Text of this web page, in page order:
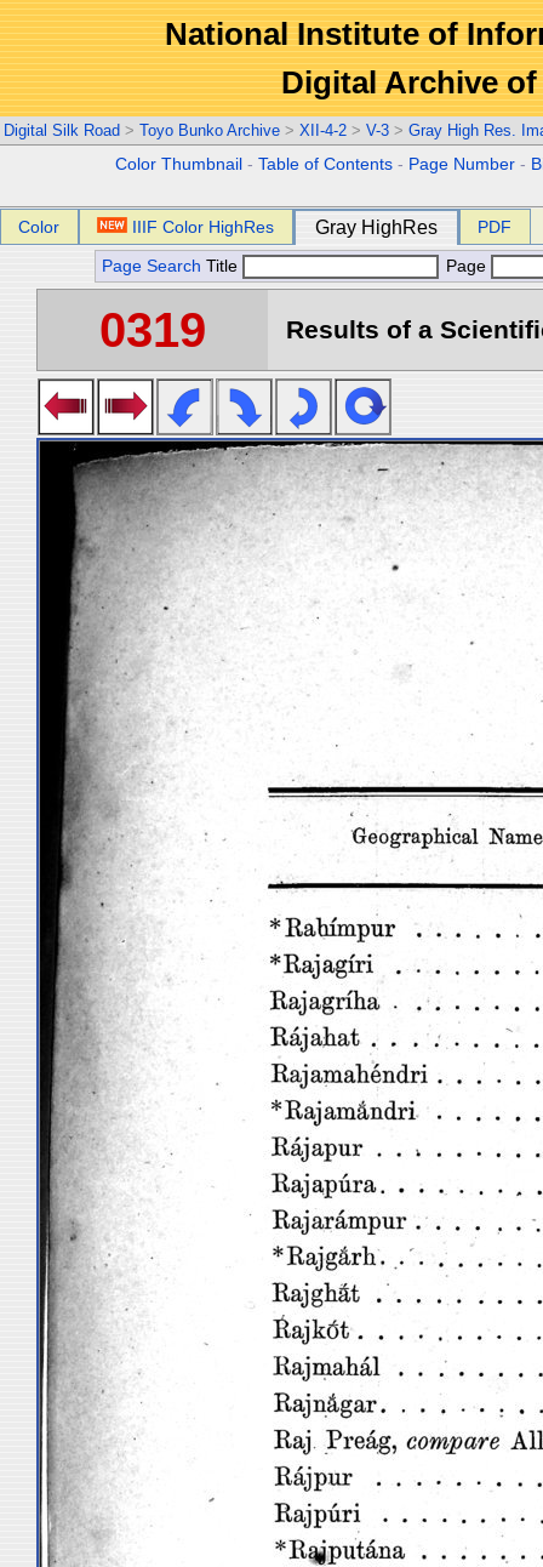
National Institute of
Digital Archive
Digital Silk Road > Toyo Bunko Archive > XII-4-2 > V-3 > Gray High Res.
Color Thumbnail -Table of Contents - Page Number -
Color IIIF Color HighRes Gray HighRes PDF
Page Search Title Page
0319 Results of a